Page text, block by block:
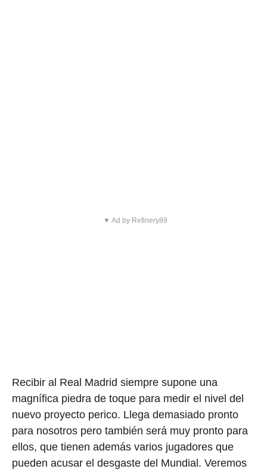
▼ Ad by Refinery89
Recibir al Real Madrid siempre supone una
magnífica piedra de toque para medir el nivel del
nuevo proyecto perico. Llega demasiado pronto
para nosotros pero también será muy pronto para
ellos, que tienen además varios jugadores que
pueden acusar el desgaste del Mundial. Veremos